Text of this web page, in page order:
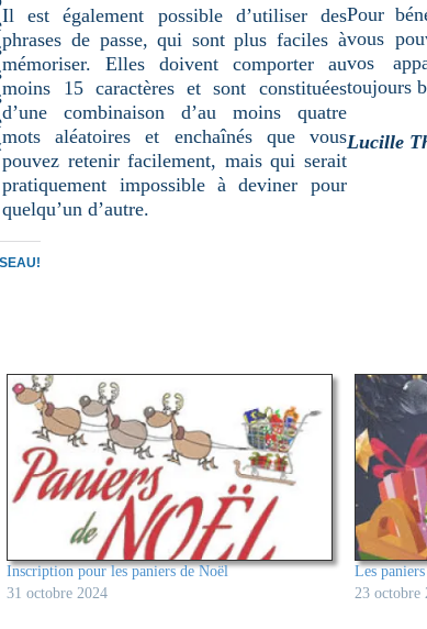
Il est également possible d’utiliser des
phrases de passe, qui sont plus faciles à
mémoriser. Elles doivent comporter au
moins 15 caractères et sont constituées
d’une combinaison d’au moins quatre
mots aléatoires et enchaînés que vous
pouvez retenir facilement, mais qui serait
pratiquement impossible à deviner pour
quelqu’un d’autre.
Pour
vous
vos
toujours
Lucille
Inscription pour les paniers de Noël
31 octobre 2024
Les
23 octobre